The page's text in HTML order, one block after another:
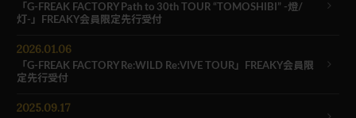
「G-FREAK FACTORY Path to 30th TOUR “TOMOSHIBI” -燈/
灯-」FREAKY会員限定先行受付
2026.01.06
「G-FREAK FACTORY Re:WILD Re:VIVE TOUR」FREAKY会員限
定先行受付
2025.09.17